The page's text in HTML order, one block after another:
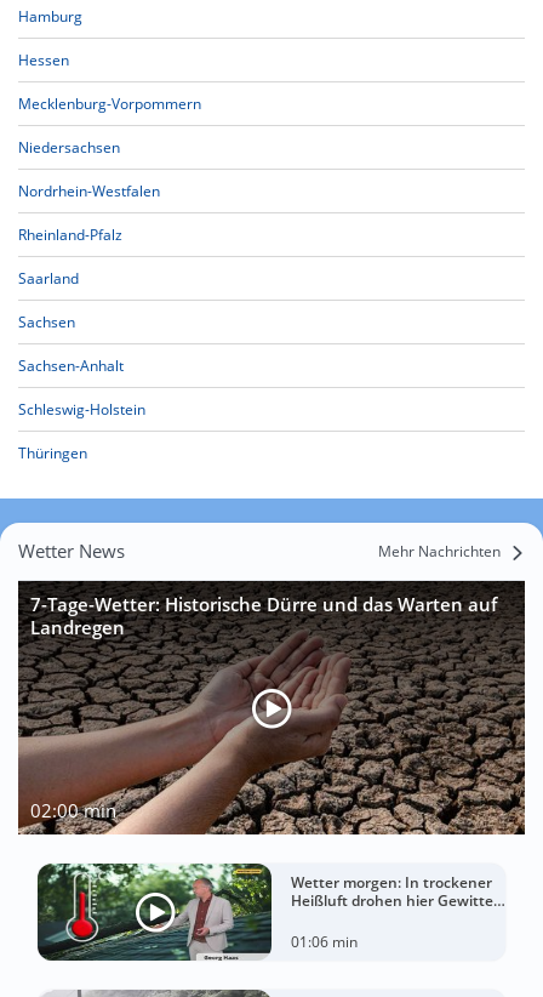
Hamburg
Hessen
Mecklenburg-Vorpommern
Niedersachsen
Nordrhein-Westfalen
Rheinland-Pfalz
Saarland
Sachsen
Sachsen-Anhalt
Schleswig-Holstein
Thüringen
Wetter News Mehr Nachrichten
7-Tage-Wetter: Historische Dürre und das Warten auf
Landregen
02:00 min
Wetter morgen: In trockener
Heißluft drohen hier Gewitter
01:06 min